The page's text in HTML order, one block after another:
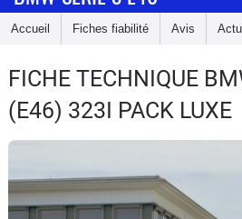
Essais
Guide
Electriques
Accueil Fiches fiabilité Avis Actu
FICHE TECHNIQUE
(E46) 323I PACK LUXE